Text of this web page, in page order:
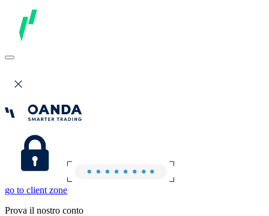
go to client zone
Prova il nostro conto